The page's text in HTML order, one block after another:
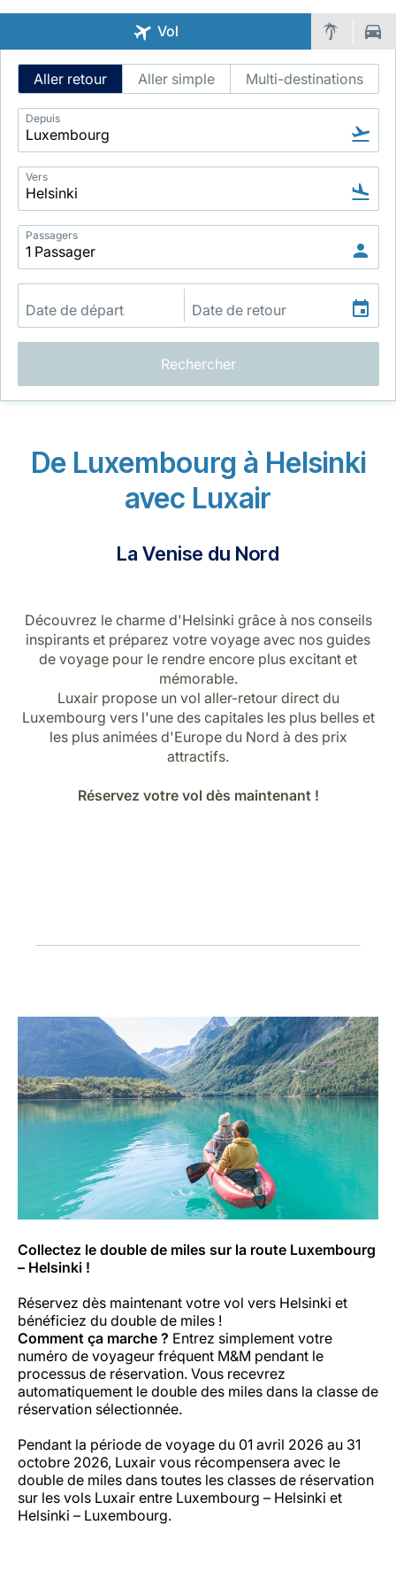
LuxairGroup
Carrières chez Luxair
Vol
Intelligent
Flight
Search
Aller retour Aller simple Multi-destinations
Depuis
Vers
Passagers
Rechercher
De Luxembourg à Helsinki
avec Luxair
La Venise du Nord
Découvrez le charme d'Helsinki grâce à nos conseils
inspirants et préparez votre voyage avec nos guides
de voyage pour le rendre encore plus excitant et
mémorable.
Luxair propose un vol aller-retour direct du
Luxembourg vers l'une des capitales les plus belles et
les plus animées d'Europe du Nord à des prix
attractifs.
Réservez votre vol dès maintenant !
Collectez le double de miles sur la route Luxembourg
– Helsinki !
Réservez dès maintenant votre vol vers Helsinki et
bénéficiez du double de miles !
Comment ça marche ? Entrez simplement votre
numéro de voyageur fréquent M&M pendant le
processus de réservation. Vous recevrez
automatiquement le double des miles dans la classe de
réservation sélectionnée.
Pendant la période de voyage du 01 avril 2026 au 31
octobre 2026, Luxair vous récompensera avec le
double de miles dans toutes les classes de réservation
sur les vols Luxair entre Luxembourg – Helsinki et
Helsinki – Luxembourg.